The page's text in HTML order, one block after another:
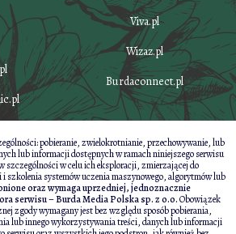
Viva.pl
Wizaz.pl
Burdaconnect.pl
pobieranie, zwielokrotnianie, przechowywanie, lub
lub informacji dostępnych w ramach niniejszego serwisu
szczególności w celu ich eksploracji, zmierzającej do
systemów uczenia maszynowego, algorytmów lub
oraz wymaga uprzedniej, jednoznacznie
serwisu – Burda Media Polska sp. z o.o.Obowiązek
zgody wymagany jest bez względu sposób pobierania,
lub innego wykorzystywania treści, danych lub informacji